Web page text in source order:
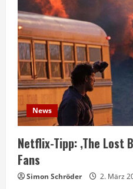
heute
auf
Netflix
verfügbar
News
Netflix-Tipp: ‚The Lost
Fans
Simon Schröder 2. März